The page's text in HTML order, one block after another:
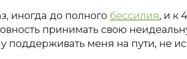
иногда до полного бессилия, и к
принимать свою
поддерживать меня на пути, не